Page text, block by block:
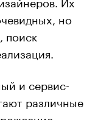
но
поиск
и сервис-
различные